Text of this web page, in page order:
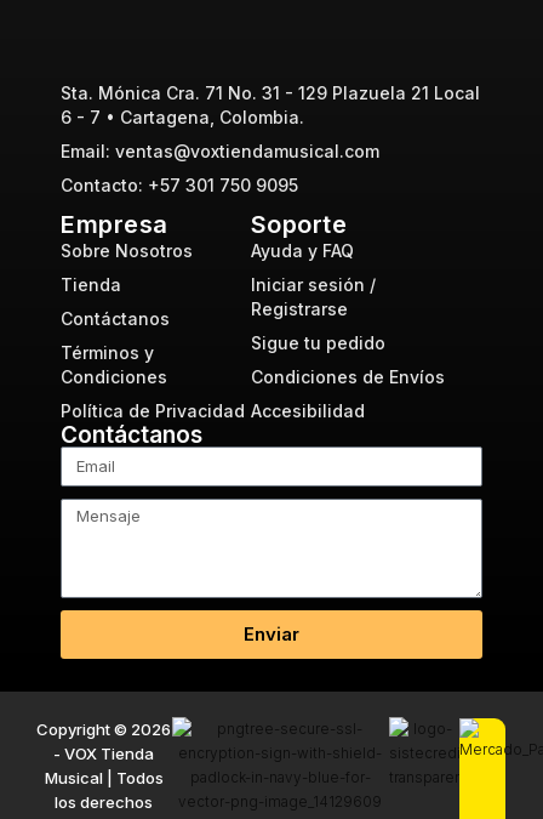
Sta. Mónica Cra. 71 No. 31 - 129 Plazuela 21 Local
6 - 7 • Cartagena, Colombia.
Email: ventas@voxtiendamusical.com
Contacto: +57 301 750 9095
Empresa
Sobre Nosotros
Tienda
Contáctanos
Términos y
Condiciones
Política de Privacidad
Soporte
Ayuda y FAQ
Iniciar sesión /
Registrarse
Sigue tu pedido
Condiciones de Envíos
Accesibilidad
Contáctanos
Enviar
Copyright © 2026
- VOX Tienda
Musical | Todos
los derechos